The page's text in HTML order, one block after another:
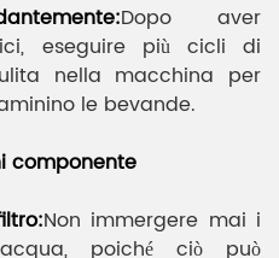
Dopo aver
eseguire più cicli di
nella macchina per
le bevande.
componente
Non immergere mai i
poiché ciò può